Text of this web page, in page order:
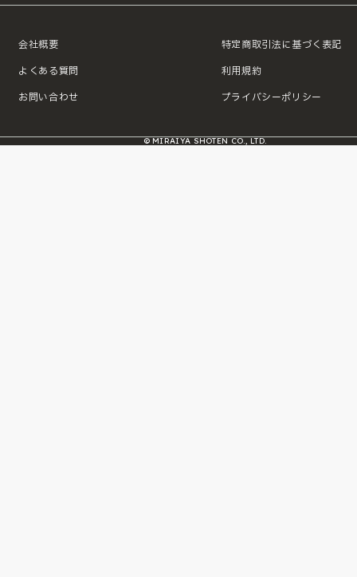
会社概要
よくある質問
お問い合わせ
特定商取引法に基づく表記
利用規約
プライバシーポリシー
© MIRAIYA SHOTEN CO., LTD.